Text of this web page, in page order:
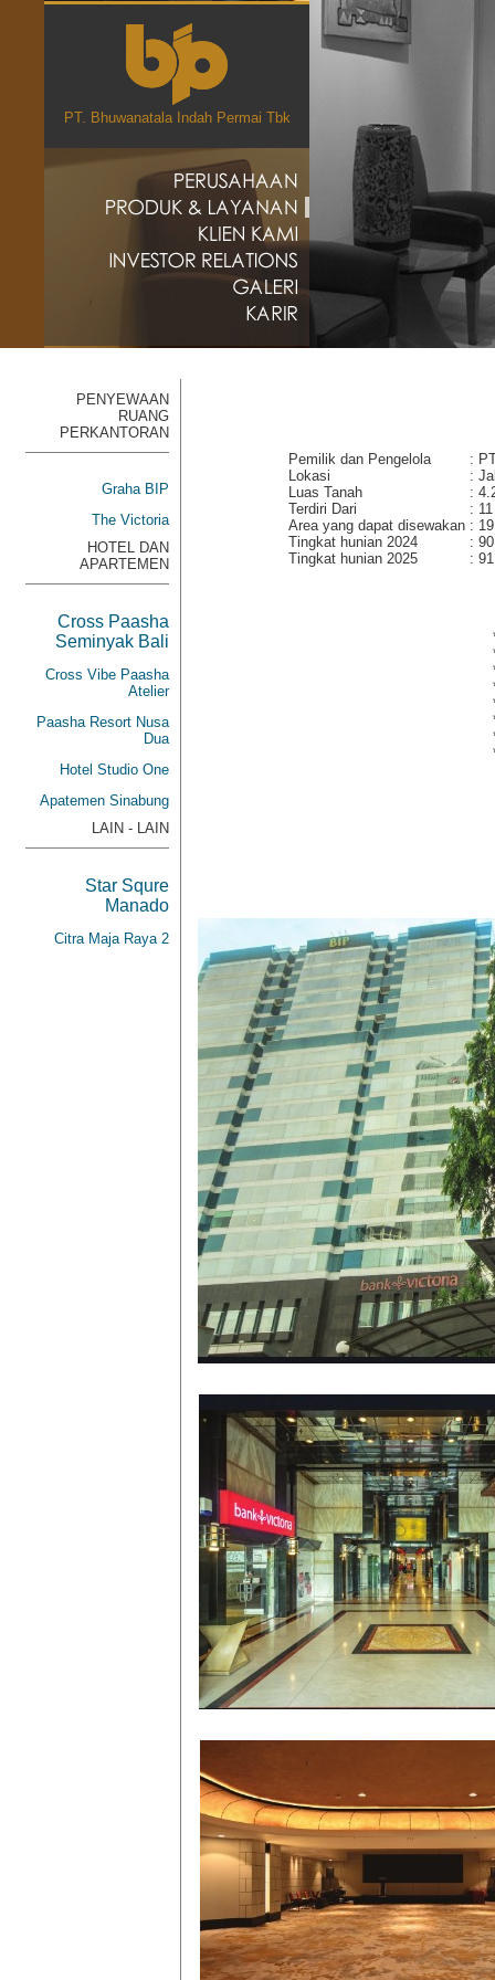
PT. Bhuwanatala Indah Permai Tbk
PENYEWAAN
RUANG
PERKANTORAN
Graha BIP
The Victoria
HOTEL DAN
APARTEMEN
Cross Paasha
Seminyak Bali
Cross Vibe Paasha
Atelier
Paasha Resort Nusa
Dua
Hotel Studio One
Apatemen Sinabung
LAIN - LAIN
Star Squre
Manado
Citra Maja Raya 2
Pemilik dan Pengelola :
Lokasi
:
Luas Tanah
:
Terdiri Dari
:
Area yang dapat disewakan:
Tingkat hunian 2024
:
Tingkat hunian 2025
: